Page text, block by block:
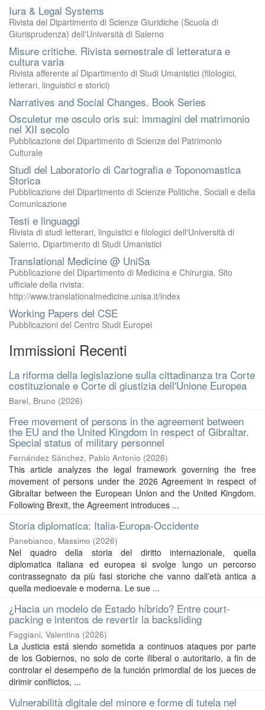
Iura & Legal Systems
Rivista del Dipartimento di Scienze Giuridiche (Scuola di
Giurisprudenza) dell'Università di Salerno
Misure critiche. Rivista semestrale di letteratura e
cultura varia
Rivista afferente al Dipartimento di Studi Umanistici (filologici,
letterari, linguistici e storici)
Narratives and Social Changes. Book Series
Osculetur me osculo oris sui: immagini del matrimonio
nel XII secolo
Pubblicazione del Dipartimento di Scienze del Patrimonio
Culturale
Studi del Laboratorio di Cartografia e Toponomastica
Storica
Pubblicazione del Dipartimento di Scienze Politiche, Sociali e della
Comunicazione
Testi e linguaggi
Rivista di studi letterari, linguistici e filologici dell'Università di
Salerno, Dipartimento di Studi Umanistici
Translational Medicine @ UniSa
Pubblicazione del Dipartimento di Medicina e Chirurgia. Sito
ufficiale della rivista:
http://www.translationalmedicine.unisa.it/index
Working Papers del CSE
Pubblicazioni del Centro Studi Europei
Immissioni Recenti
La riforma della legislazione sulla cittadinanza tra Corte
costituzionale e Corte di giustizia dell'Unione Europea
Barel, Bruno (2026)
Free movement of persons in the agreement between
the EU and the United Kingdom in respect of Gibraltar.
Special status of military personnel
Fernández Sánchez, Pablo Antonio (2026)
This article analyzes the legal framework governing the free
movement of persons under the 2026 Agreement in respect of
Gibraltar between the European Union and the United Kingdom.
Following Brexit, the Agreement introduces ...
Storia diplomatica: Italia-Europa-Occidente
Panebianco, Massimo (2026)
Nel quadro della storia del diritto internazionale, quella
diplomatica italiana ed europea si svolge lungo un percorso
contrassegnato da più fasi storiche che vanno dall’età antica a
quella medioevale e moderna. Le sue ...
¿Hacia un modelo de Estado híbrido? Entre court-
packing e intentos de revertir la backsliding
Faggiani, Valentina (2026)
La Justicia está siendo sometida a continuos ataques por parte
de los Gobiernos, no solo de corte iliberal o autoritario, a fin de
controlar el desempeño de la función primordial de los jueces de
dirimir conflictos, ...
Vulnerabilità digitale del minore e forme di tutela nel